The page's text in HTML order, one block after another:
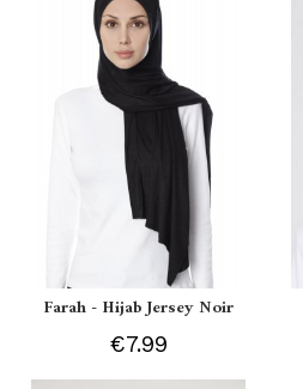
Farah - Hijab Jersey Noir
€7.99